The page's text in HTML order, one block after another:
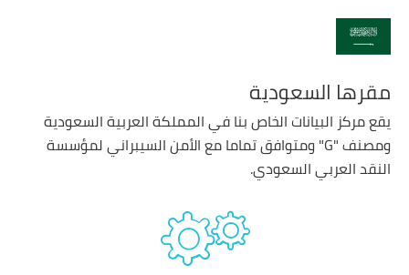
مقرها السعودية
يقع مركز البيانات الخاص بنا في المملكة العربية السعودية
ومصنف "G" ومتوافق تماما مع الأمن السيبراني لمؤسسة
النقد العربي السعودي.